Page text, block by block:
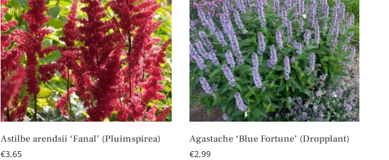
Astilbe arendsii ‘Fanal’ (Pluimspirea)
€3,65
Agastache ‘Blue Fortune’ (Dropplant)
€2,99